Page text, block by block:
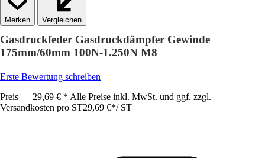
Vergleichen
Gasdruckfeder Gasdruckdämpfer Gewinde
175mm/60mm 100N-1.250N M8
Erste Bewertung schreiben
Preis — 29,69 € * Alle Preise inkl. MwSt. und ggf. zzgl.
Versandkosten pro ST29,69 €*/ ST